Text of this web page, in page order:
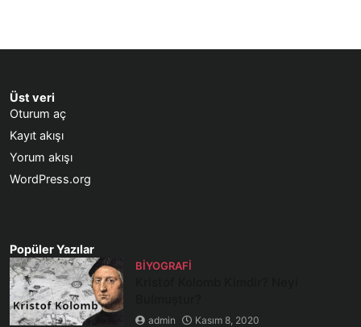
Üst veri
Oturum aç
Kayıt akışı
Yorum akışı
WordPress.org
Popüler Yazılar
BIYOGRAFI
admin Kasım 8, 2020